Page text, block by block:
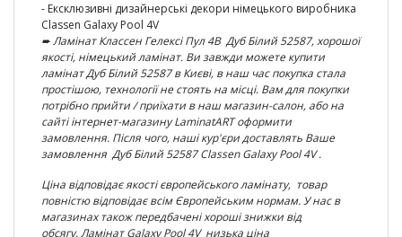
- Ексклюзивні дизайнерські декори німецького виробника
Classen Galaxy Pool 4V
➨ ЛамінатКлассен Гелексі Пул 4В Дуб Білий 52587, хорошої
якості, німецький ламінат. Ви завжди можете купити
ламінатДуб Білий 52587 в Києві, в наш час покупка стала
простішою, технології не стоять на місці. Вам для покупки
потрібно прийти / приїхати в наш магазин-салон, або на
сайті інтернет-магазину LaminatART оформити
замовлення. Після чого, наші кур'єри доставлять Ваше
замовлення Дуб Білий 52587 Classen Galaxy Pool 4V .
Ціна відповідає якості європейського ламінату, товар
повністю відповідає всім Європейським нормам. У нас в
магазинах також передбачені хороші знижки від
обсягу. Ламінат Galaxy Pool 4V низька ціна